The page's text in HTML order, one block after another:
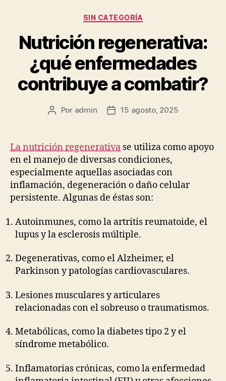
Categorías
SIN CATEGORÍA
Nutrición regenerativa:
¿qué enfermedades
contribuye a combatir?
Autor
publicación
Por admin
Fecha
publicación
15 agosto, 2025
La nutrición regenerativa se utiliza como apoyo
en el manejo de diversas condiciones,
especialmente aquellas asociadas con
inflamación, degeneración o daño celular
persistente. Algunas de éstas son:
Autoinmunes, como la artritis reumatoide, el
lupus y la esclerosis múltiple.
Degenerativas, como el Alzheimer, el
Parkinson y patologías cardiovasculares.
Lesiones musculares y articulares
relacionadas con el sobreuso o traumatismos.
Metabólicas, como la diabetes tipo 2 y el
síndrome metabólico.
Inflamatorias crónicas, como la enfermedad